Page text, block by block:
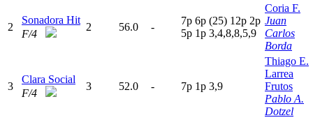
2
Sonadora Hit
F/4
2 56.0 -
7p 6p (25) 12p 2p
5p 1p 3,4,8,8,5,9
Coria F.
Juan
Carlos
Borda
3
Clara Social
F/4
3 52.0 - 7p 1p 3,9
Thiago E.
Larrea
Frutos
Pablo A.
Dotzel